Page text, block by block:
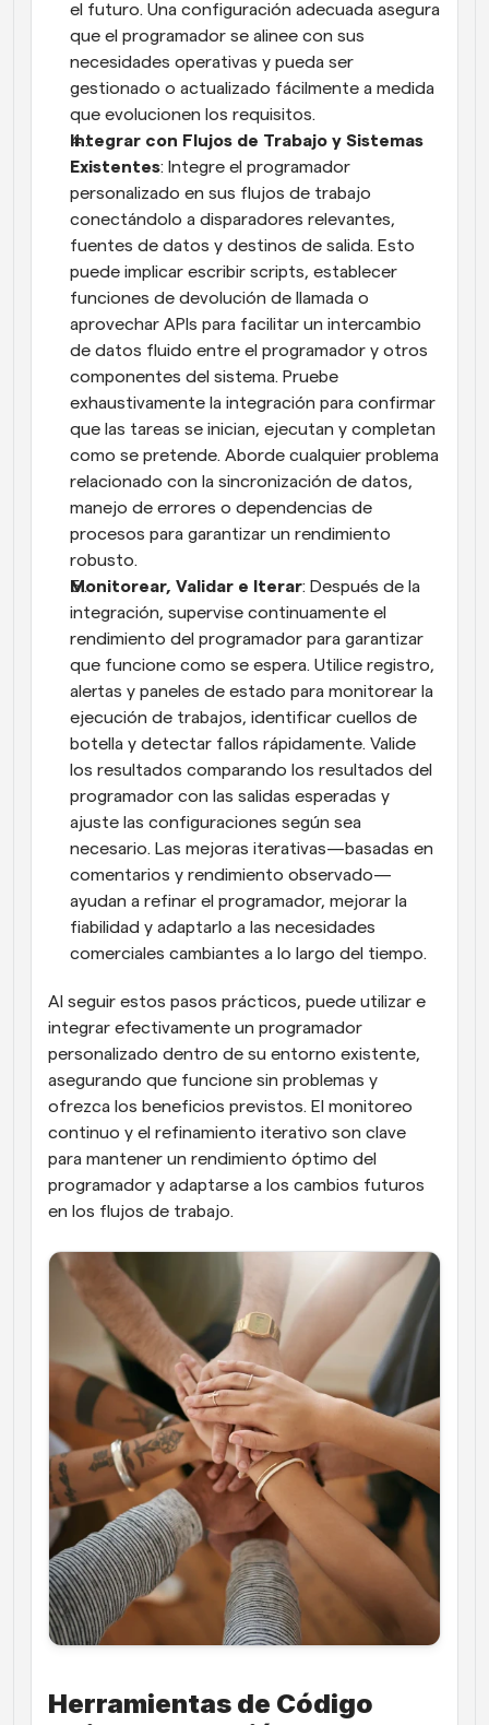
el futuro. Una configuración adecuada asegura
que el programador se alinee con sus
necesidades operativas y pueda ser
gestionado o actualizado fácilmente a medida
que evolucionen los requisitos.
Integrar con Flujos de Trabajo y Sistemas
Existentes: Integre el programador
personalizado en sus flujos de trabajo
conectándolo a disparadores relevantes,
fuentes de datos y destinos de salida. Esto
puede implicar escribir scripts, establecer
funciones de devolución de llamada o
aprovechar APIs para facilitar un intercambio
de datos fluido entre el programador y otros
componentes del sistema. Pruebe
exhaustivamente la integración para confirmar
que las tareas se inician, ejecutan y completan
como se pretende. Aborde cualquier problema
relacionado con la sincronización de datos,
manejo de errores o dependencias de
procesos para garantizar un rendimiento
robusto.
Monitorear, Validar e Iterar: Después de la
integración, supervise continuamente el
rendimiento del programador para garantizar
que funcione como se espera. Utilice registro,
alertas y paneles de estado para monitorear la
ejecución de trabajos, identificar cuellos de
botella y detectar fallos rápidamente. Valide
los resultados comparando los resultados del
programador con las salidas esperadas y
ajuste las configuraciones según sea
necesario. Las mejoras iterativas—basadas en
comentarios y rendimiento observado—
ayudan a refinar el programador, mejorar la
fiabilidad y adaptarlo a las necesidades
comerciales cambiantes a lo largo del tiempo.
Al seguir estos pasos prácticos, puede utilizar e
integrar efectivamente un programador
personalizado dentro de su entorno existente,
asegurando que funcione sin problemas y
ofrezca los beneficios previstos. El monitoreo
continuo y el refinamiento iterativo son clave
para mantener un rendimiento óptimo del
programador y adaptarse a los cambios futuros
en los flujos de trabajo.
Herramientas de Código